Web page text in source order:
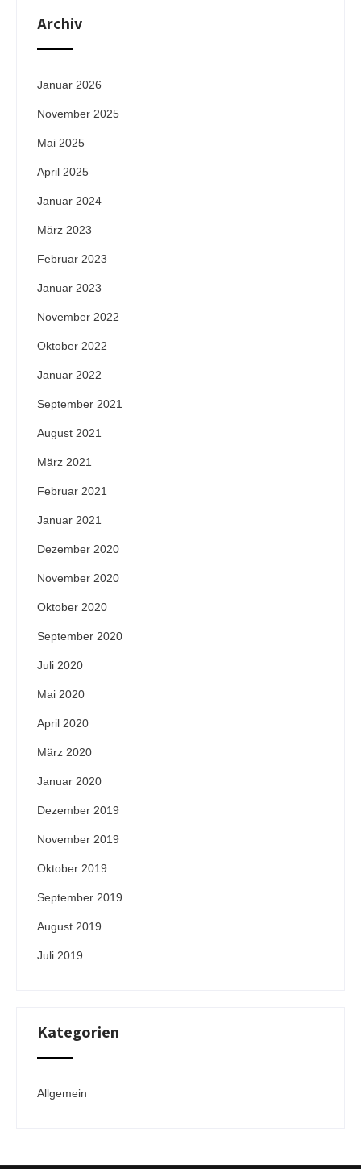
Archiv
Januar 2026
November 2025
Mai 2025
April 2025
Januar 2024
März 2023
Februar 2023
Januar 2023
November 2022
Oktober 2022
Januar 2022
September 2021
August 2021
März 2021
Februar 2021
Januar 2021
Dezember 2020
November 2020
Oktober 2020
September 2020
Juli 2020
Mai 2020
April 2020
März 2020
Januar 2020
Dezember 2019
November 2019
Oktober 2019
September 2019
August 2019
Juli 2019
Kategorien
Allgemein